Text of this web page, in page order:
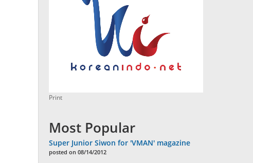
Print
Most Popular
Super Junior Siwon for 'VMAN' magazine
posted on 08/14/2012